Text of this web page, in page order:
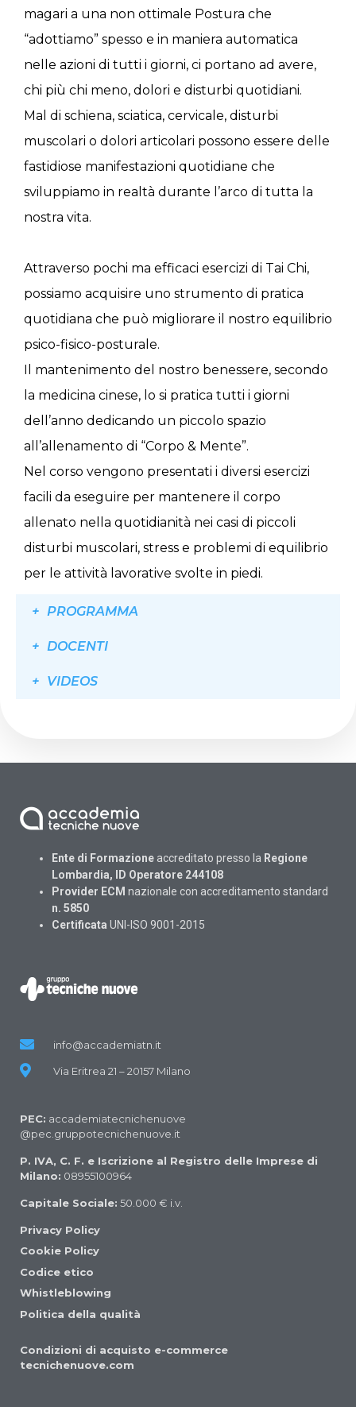
magari a una non ottimale Postura che
“adottiamo” spesso e in maniera automatica
nelle azioni di tutti i giorni, ci portano ad avere,
chi più chi meno, dolori e disturbi quotidiani.
Mal di schiena, sciatica, cervicale, disturbi
muscolari o dolori articolari possono essere delle
fastidiose manifestazioni quotidiane che
sviluppiamo in realtà durante l’arco di tutta la
nostra vita.
Attraverso pochi ma efficaci esercizi di Tai Chi,
possiamo acquisire uno strumento di pratica
quotidiana che può migliorare il nostro equilibrio
psico-fisico-posturale.
Il mantenimento del nostro benessere, secondo
la medicina cinese, lo si pratica tutti i giorni
dell’anno dedicando un piccolo spazio
all’allenamento di “Corpo & Mente”.
Nel corso vengono presentati i diversi esercizi
facili da eseguire per mantenere il corpo
allenato nella quotidianità nei casi di piccoli
disturbi muscolari, stress e problemi di equilibrio
per le attività lavorative svolte in piedi.
PROGRAMMA
DOCENTI
VIDEOS
Ente di Formazione accreditato presso la Regione
Lombardia, ID Operatore 244108
Provider ECM nazionale con accreditamento standard
n. 5850
Certificata UNI-ISO 9001-2015
info@accademiatn.it
Via Eritrea 21 – 20157 Milano
PEC: accademiatecnichenuove
@pec.gruppotecnichenuove.it
P. IVA, C. F. e Iscrizione al Registro delle Imprese di
Milano: 08955100964
Capitale Sociale: 50.000 € i.v.
Privacy Policy
Cookie Policy
Codice etico
Whistleblowing
Politica della qualità
Condizioni di acquisto e-commerce
tecnichenuove.com